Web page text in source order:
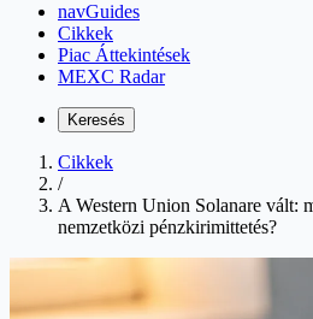
navGuides
Cikkek
Piac Áttekintések
MEXC Radar
Keresés
Cikkek
/
A Western Union Solanare vált:
nemzetközi pénzkirimittetés?